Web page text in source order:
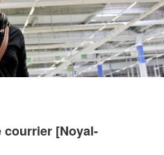
courrier [Noyal-